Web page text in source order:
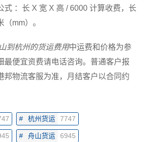
式 ：长 X 宽 X 高 / 6000 计算收费，长
mm）。
到杭州的货运费用中运费和价格为参
最便宜资费请电话咨询。普通客户报
邦物流客服为准，月结客户以合同约
# 杭州货运 7747
# 舟山货运 6945